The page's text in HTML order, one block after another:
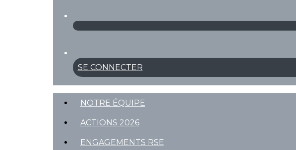
SE CONNECTER
NOTRE ÉQUIPE
ACTIONS 2026
ENGAGEMENTS RSE